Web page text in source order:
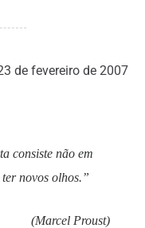
de fevereiro de 2007
consiste não em
novos olhos.”
(Marcel Proust)